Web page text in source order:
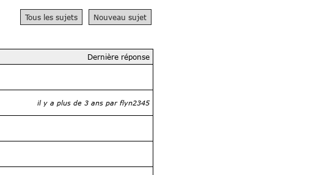
Tous les sujets Nouveau sujet
Dernière réponse
il y a plus de 3 ans par flyn2345